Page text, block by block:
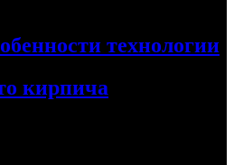
технологии
кирпича